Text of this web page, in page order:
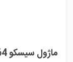
ماژول سیسکو PVDM2-64